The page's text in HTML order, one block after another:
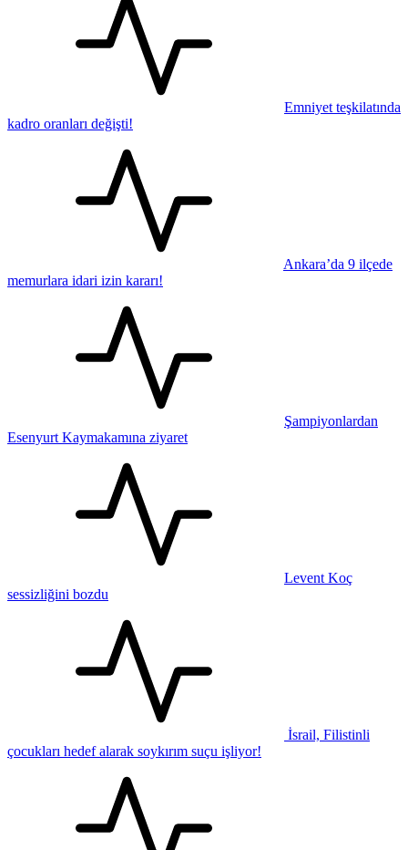
Emniyet teşkilatında
kadro oranları değişti!
Ankara’da 9 ilçede
memurlara idari izin kararı!
Şampiyonlardan
Esenyurt Kaymakamına ziyaret
Levent Koç
sessizliğini bozdu
İsrail, Filistinli
çocukları hedef alarak soykırım suçu işliyor!